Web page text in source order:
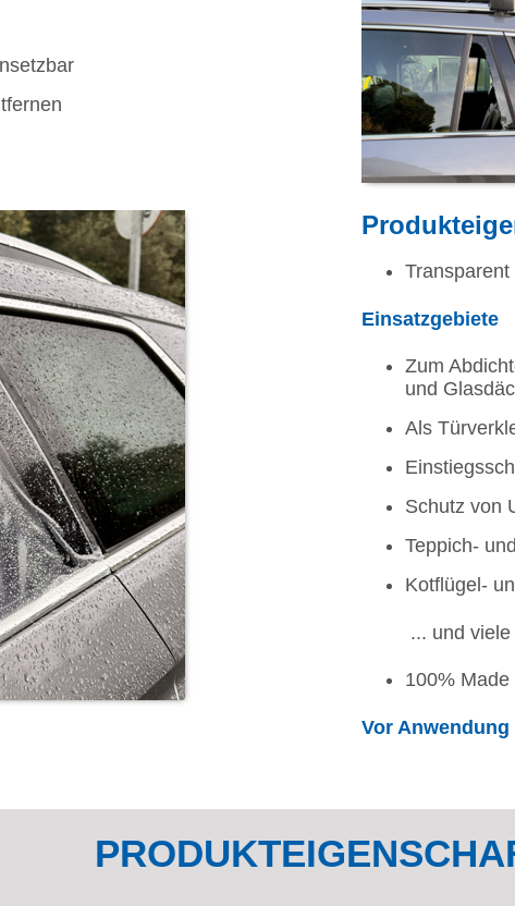
Transparent
Einsatzgebiete
Zum
und
Als
Schutz von
Teppich-
Kotflügel-
... und viele
100%
Vor